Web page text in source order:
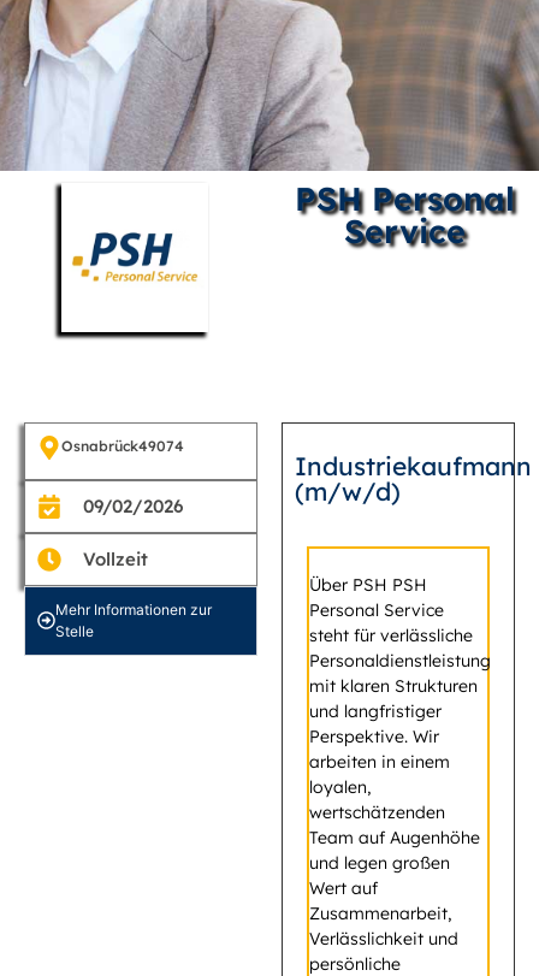
PSH Personal
Service
Osnabrück49074
09/02/2026
Vollzeit
Mehr Informationen zur
Stelle
Industriekaufmann
(m/w/d)
Über PSH PSH
Personal Service
steht für verlässliche
Personaldienstleistung
mit klaren Strukturen
und langfristiger
Perspektive. Wir
arbeiten in einem
loyalen,
wertschätzenden
Team auf Augenhöhe
und legen großen
Wert auf
Zusammenarbeit,
Verlässlichkeit und
persönliche